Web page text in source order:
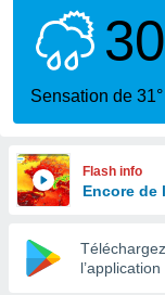
par
en
Sensation de 31°
Flash info
Encore de
Téléchargez
l’application